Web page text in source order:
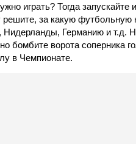
играть? Тогда запускайте
за какую
Германию и т.д.
бомбите ворота соперника
в Чемпионате.